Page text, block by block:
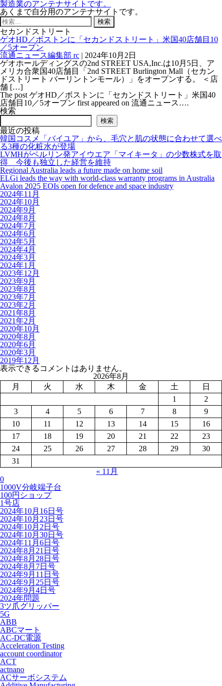
製造業のアンテナサイトです。
あくまで自分用のアンテナサイトです。
検
索:
セカンドストリート
ゲオHD／ボストンに「セカンドストリート」米国40店舗目10
／5オープン
流通ニュース編集部 rc | 2024年10月2日
ゲオホールディングスの2nd STREET USA,Inc.は10月5日、ア
メリカ合衆国40店舗目「2nd STREET Burlington Mall（セカン
ドストリート バーリントンモール）」をオープンする。 ＜店
舗 […]
The post ゲオHD／ボストンに「セカンドストリート」米国40
店舗目10／5オープン first appeared on 流通ニュース….
検索
検索
最近の投稿
韓国コスメ「バイユア」から、毛穴と肌の状態に合わせて選べ
る3種の化粧水が登場
LVMHがベルリン発アイウエア「マイキータ」の少数株式を取
得 今後も独立した経営を維持
Regional Australia leads a future made on home soil
ELGi leads the way with world-class warranty programs in Australia
Avalon 2025 EOIs open for defence and space industry
2024年11月
2024年10月
2024年9月
2024年8月
2024年7月
2024年6月
2024年5月
2024年4月
2024年3月
2024年1月
2023年12月
2023年9月
2023年8月
2023年7月
2023年2月
2021年8月
2021年2月
2020年10月
2020年8月
2020年6月
2020年3月
2019年12月
表示できるコメントはありません。
2026年8月
月
火 水 木 金 土
日
1
2
3
4 5 6 7 8
9
10
11 12 13 14 15
16
17
18 19 20 21 22
23
24
25 26 27 28 29
30
31
« 11月
0
1000V分岐端子台
100円ショップ
1号店
2024年10月16日号
2024年10月23日号
2024年10月2日号
2024年10月30日号
2024年11月6日号
2024年8月21日号
2024年8月28日号
2024年8月7日号
2024年9月11日号
2024年9月25日号
2024年9月4日号
2024年問題
3ツ爪グリッパー
5G
ABB
ABCマート
AC-DC電源
Acceleration Testing
account coordinator
ACT
actnano
ACサーボシステム